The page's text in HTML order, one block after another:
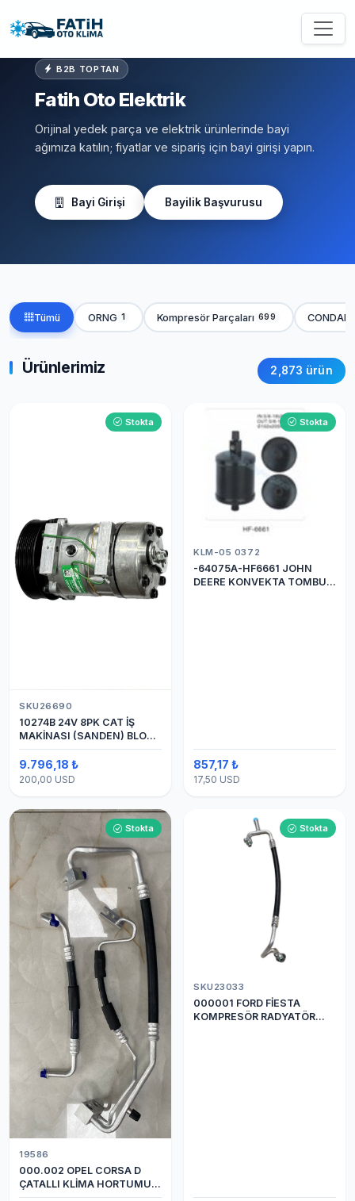
B2B TOPTAN
Fatih Oto Elektrik
Orijinal yedek parça ve elektrik ürünlerinde bayi
ağımıza katılın; fiyatlar ve sipariş için bayi girişi yapın.
Bayi Girişi Bayilik Başvurusu
Tümü ORNG 1 Kompresör Parçaları 699
Ürünlerimiz 2,873 ürün
Stokta
SKU26690
10274B 24V 8PK CAT İŞ
MAKİNASI (SANDEN) BLOK
SAPLAMALI KLİMA
KOMPRESÖRÜ 7H15
9.796,18 ₺
200,00 USD
Stokta
KLM-05 0372
-64075A-HF6661 JOHN
DEERE KONVEKTA TOMBUL
857,17 ₺
17,50 USD
Stokta
19586
000.002 OPEL CORSA D
ÇATALLI KLİMA HORTUMU
(OEM:1320335)
Stokta
SKU23033
000001 FORD FİESTA
KOMPRESÖR RADYATÖR